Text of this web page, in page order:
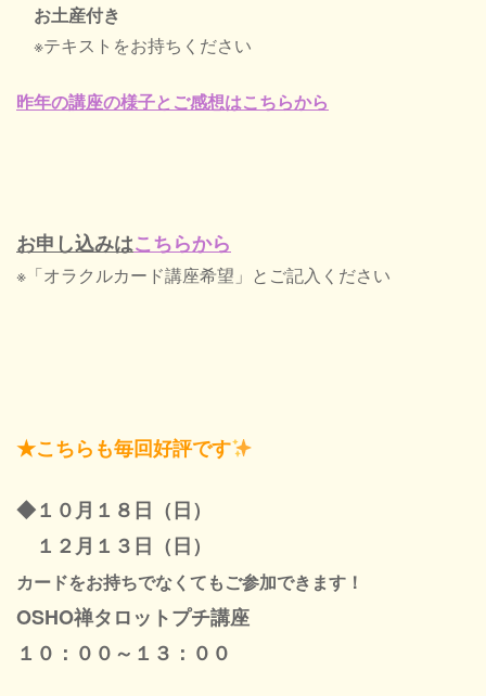
お土産付き
※テキストをお持ちください
昨年の講座の様子とご感想はこちらから
お申し込みはこちらから
※「オラクルカード講座希望」とご記入ください
★こちらも毎回好評です
◆１０月１８日（日）
１２月１３日（日）
カードをお持ちでなくてもご参加できます！
OSHO禅タロットプチ講座
１０：００～１３：００